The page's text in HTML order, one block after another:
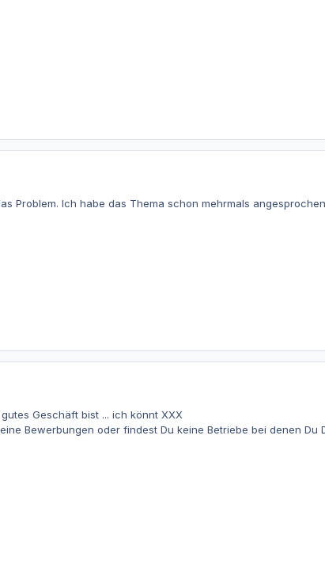
Problem. Ich habe das Thema schon mehrmals
Geschäft bist ... ich könnt XXX
Bewerbungen oder findest Du keine Betriebe bei denen Du